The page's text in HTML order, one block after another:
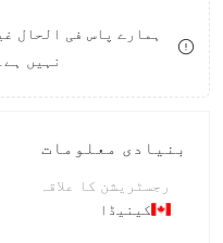
8
9ہمارے پاس فی الحال
نہیں
بنیادی معلومات
رجسٹریشن کا علاقہ
کینیڈا